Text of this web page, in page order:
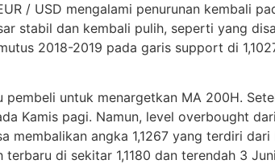
/ USD mengalami penurunan kembali
stabil dan kembali pulih, seperti yang
2018-2019 pada garis support di
untuk menargetkan MA 200H.
Kamis pagi. Namun, level overbought
angka 1,1267 yang terdiri
di sekitar 1,1180 dan terendah 3